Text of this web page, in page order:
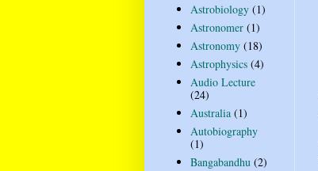
Astrobiology (1)
Astronomer (1)
Astronomy (18)
Astrophysics (4)
Audio Lecture
(24)
Australia (1)
Autobiography
(1)
Bangabandhu (2)